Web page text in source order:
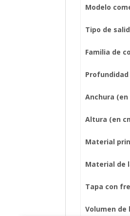
Modelo
Tipo de
Familia de
Anchura (en
Altura (en
Material
Material de
Tapa con
Volumen de